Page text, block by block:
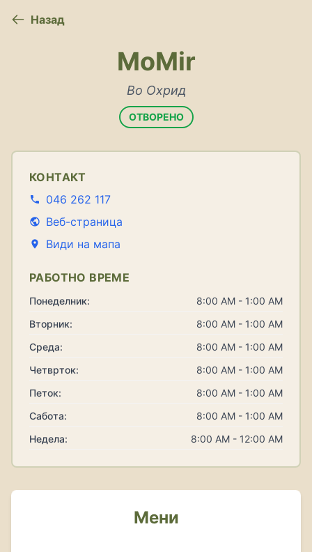
Назад
MoMir
Во Охрид
ОТВОРЕНО
КОНТАКТ
046 262 117
Веб-страница
Види на мапа
РАБОТНО ВРЕМЕ
Понеделник:
8:00 AM - 1:00 AM
Вторник:
8:00 AM - 1:00 AM
Среда:
8:00 AM - 1:00 AM
Четврток:
8:00 AM - 1:00 AM
Петок:
8:00 AM - 1:00 AM
Сабота:
8:00 AM - 1:00 AM
Недела:
8:00 AM - 12:00 AM
Мени